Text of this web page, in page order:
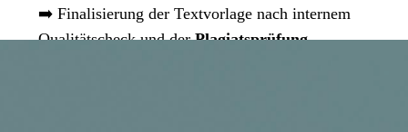
➡️ Finalisierung der Textvorlage nach internem
Qualitätscheck und derPlagiatsprüfung